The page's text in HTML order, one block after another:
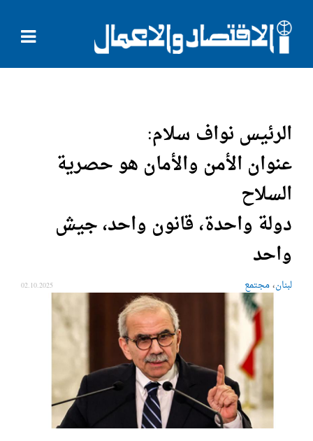
الرئيس نواف سلام:
عنوان الأمن والأمان هو حصرية
السلاح
دولة واحدة، قانون واحد، جيش
واحد
لبنان،مجتمع 02.10.2025